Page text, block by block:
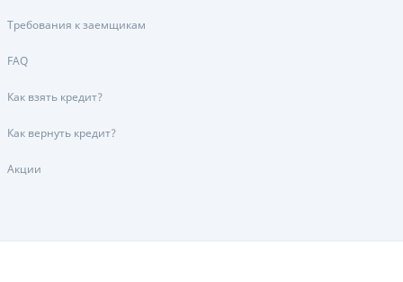
Требования к заемщикам
FAQ
Как взять кредит?
Как вернуть кредит?
Акции